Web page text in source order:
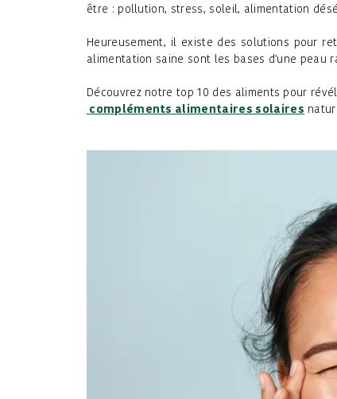
être : pollution, stress, soleil, alimentation
Heureusement, il existe des solutions pour
alimentation saine sont les bases d'une peau
Découvrez notre top 10 des aliments pour
compléments alimentaires solaires